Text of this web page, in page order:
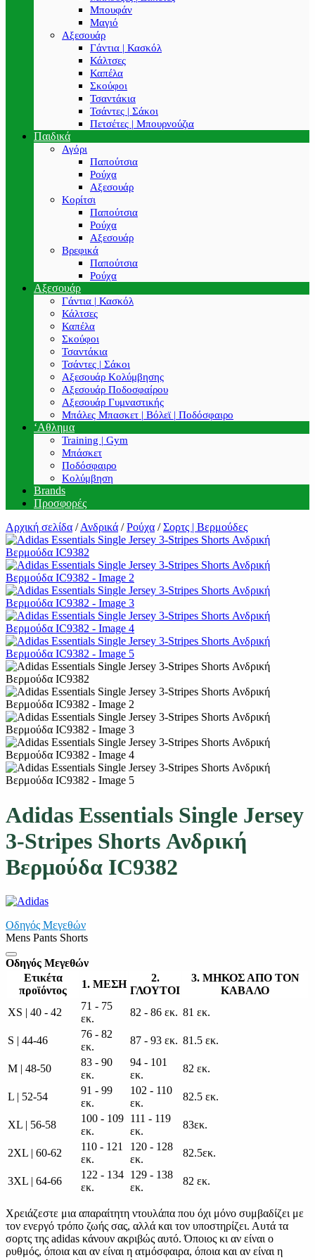
Μπουφάν
Μαγιό
Αξεσουάρ
Γάντια | Κασκόλ
Κάλτσες
Καπέλα
Σκούφοι
Τσαντάκια
Τσάντες | Σάκοι
Πετσέτες | Μπουρνούζια
Παιδικά
Αγόρι
Παπούτσια
Ρούχα
Αξεσουάρ
Κορίτσι
Παπούτσια
Ρούχα
Αξεσουάρ
Βρεφικά
Παπούτσια
Ρούχα
Αξεσουάρ
Γάντια | Κασκόλ
Κάλτσες
Καπέλα
Σκούφοι
Τσαντάκια
Τσάντες | Σάκοι
Αξεσουάρ Κολύμβησης
Αξεσουάρ Ποδοσφαίρου
Αξεσουάρ Γυμναστικής
Μπάλες Μπασκετ | Βόλεϊ | Ποδόσφαιρο
‘Αθλημα
Training | Gym
Μπάσκετ
Ποδόσφαιρο
Κολύμβηση
Brands
Προσφορές
Αρχική σελίδα /Ανδρικά / Ρούχα / Σορτς | Βερμούδες
Adidas Essentials Single Jersey
3-Stripes Shorts Ανδρική
Βερμούδα IC9382
Οδηγός Μεγεθών
Mens Pants Shorts
Οδηγός Μεγεθών
Ετικέτα
προϊόντος
1. ΜΕΣΗ
2.
ΓΛΟΥΤΟΙ
3. ΜΗΚΟΣ ΑΠΟ ΤΟΝ
ΚΑΒΑΛΟ
XS | 40 - 42
71 - 75
εκ.
82 - 86 εκ. 81 εκ.
S | 44-46
76 - 82
εκ.
87 - 93 εκ. 81.5 εκ.
M | 48-50
83 - 90
εκ.
94 - 101
εκ.
82 εκ.
L | 52-54
91 - 99
εκ.
102 - 110
εκ.
82.5 εκ.
XL | 56-58
100 - 109
εκ.
111 - 119
εκ.
83εκ.
2XL | 60-62
110 - 121
εκ.
120 - 128
εκ.
82.5εκ.
3XL | 64-66
122 - 134
εκ.
129 - 138
εκ.
82 εκ.
Χρειάζεστε μια απαραίτητη ντουλάπα που όχι μόνο συμβαδίζει με
τον ενεργό τρόπο ζωής σας, αλλά και τον υποστηρίζει. Αυτά τα
σορτς της adidas κάνουν ακριβώς αυτό. Όποιος κι αν είναι ο
ρυθμός, όποια και αν είναι η ατμόσφαιρα, όποια και αν είναι η